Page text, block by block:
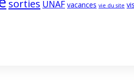
sorties UNAF vacances vie du site